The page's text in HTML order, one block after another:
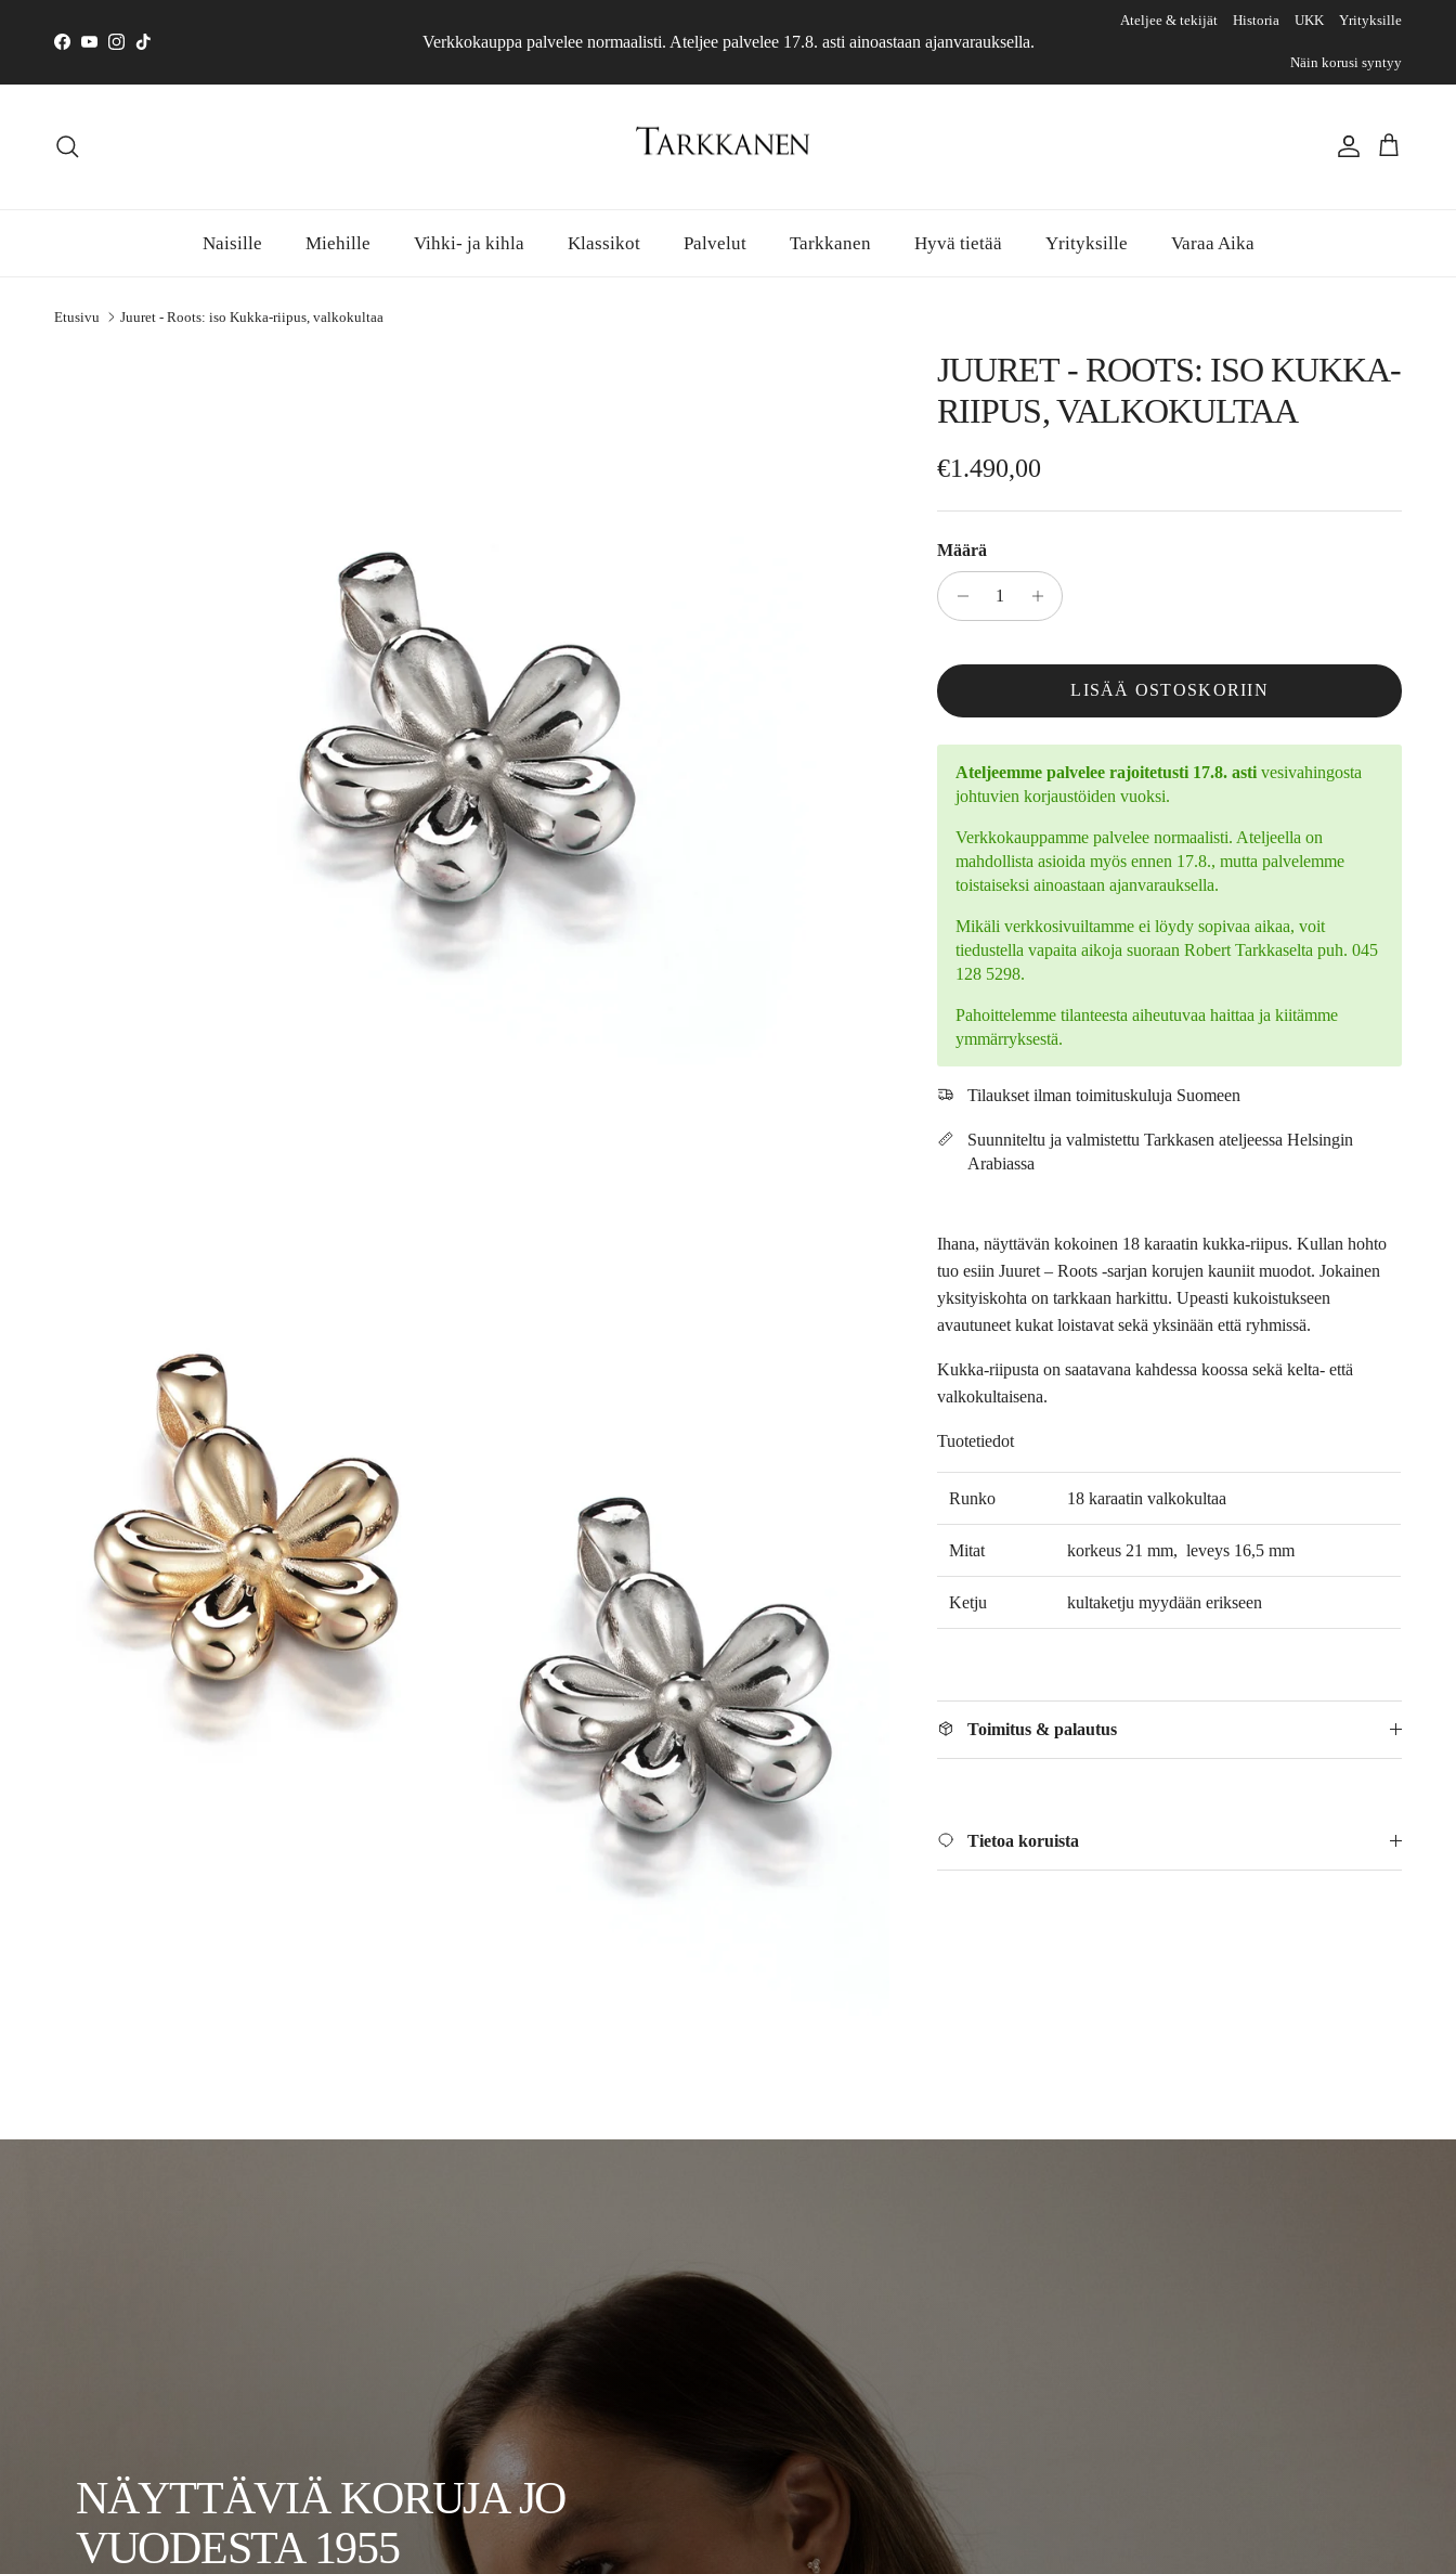
Facebook
YouTube
Instagram
TikTok Verkkokauppa palvelee normaalisti. Ateljee palvelee 17.8. asti ainoastaan ajanvarauksella.
Ateljee & tekijät Historia UKK Yrityksille
Näin korusi syntyy
Tili Ostoskori
Naisille Miehille Vihki- ja kihla Klassikot Palvelut Tarkkanen Hyvä tietää Yrityksille Varaa Aika
Etusivu Juuret - Roots: iso Kukka-riipus, valkokultaa
JUURET - ROOTS: ISO KUKKA-
RIIPUS, VALKOKULTAA
Normaalihinta
€1.490,00
Määrä
LISÄÄ OSTOSKORIIN
Ateljeemme palvelee rajoitetusti 17.8. astivesivahingosta
johtuvien korjaustöiden vuoksi.
Verkkokauppamme palvelee normaalisti. Ateljeella on
mahdollista asioida myös ennen 17.8., mutta palvelemme
toistaiseksi ainoastaan ajanvarauksella.
Mikäli verkkosivuiltamme ei löydy sopivaa aikaa, voit
tiedustella vapaita aikoja suoraan Robert Tarkkaselta puh. 045
128 5298.
Pahoittelemme tilanteesta aiheutuvaa haittaa ja kiitämme
ymmärryksestä.
Tilaukset ilman toimituskuluja Suomeen
Suunniteltu ja valmistettu Tarkkasen ateljeessa Helsingin
Arabiassa
Ihana, näyttävän kokoinen 18 karaatin kukka-riipus. Kullan hohto
tuo esiin Juuret – Roots -sarjan korujen kauniit muodot. Jokainen
yksityiskohta on tarkkaan harkittu. Upeasti kukoistukseen
avautuneet kukat loistavat sekä yksinään että ryhmissä.
Kukka-riipusta on saatavana kahdessa koossa sekä kelta- että
valkokultaisena.
Tuotetiedot
Runko 18 karaatin valkokultaa
Mitat korkeus 21 mm, leveys 16,5 mm
Ketju kultaketju myydään erikseen
Toimitus & palautus
Tietoa koruista
NÄYTTÄVIÄ KORUJA JO
VUODESTA 1955